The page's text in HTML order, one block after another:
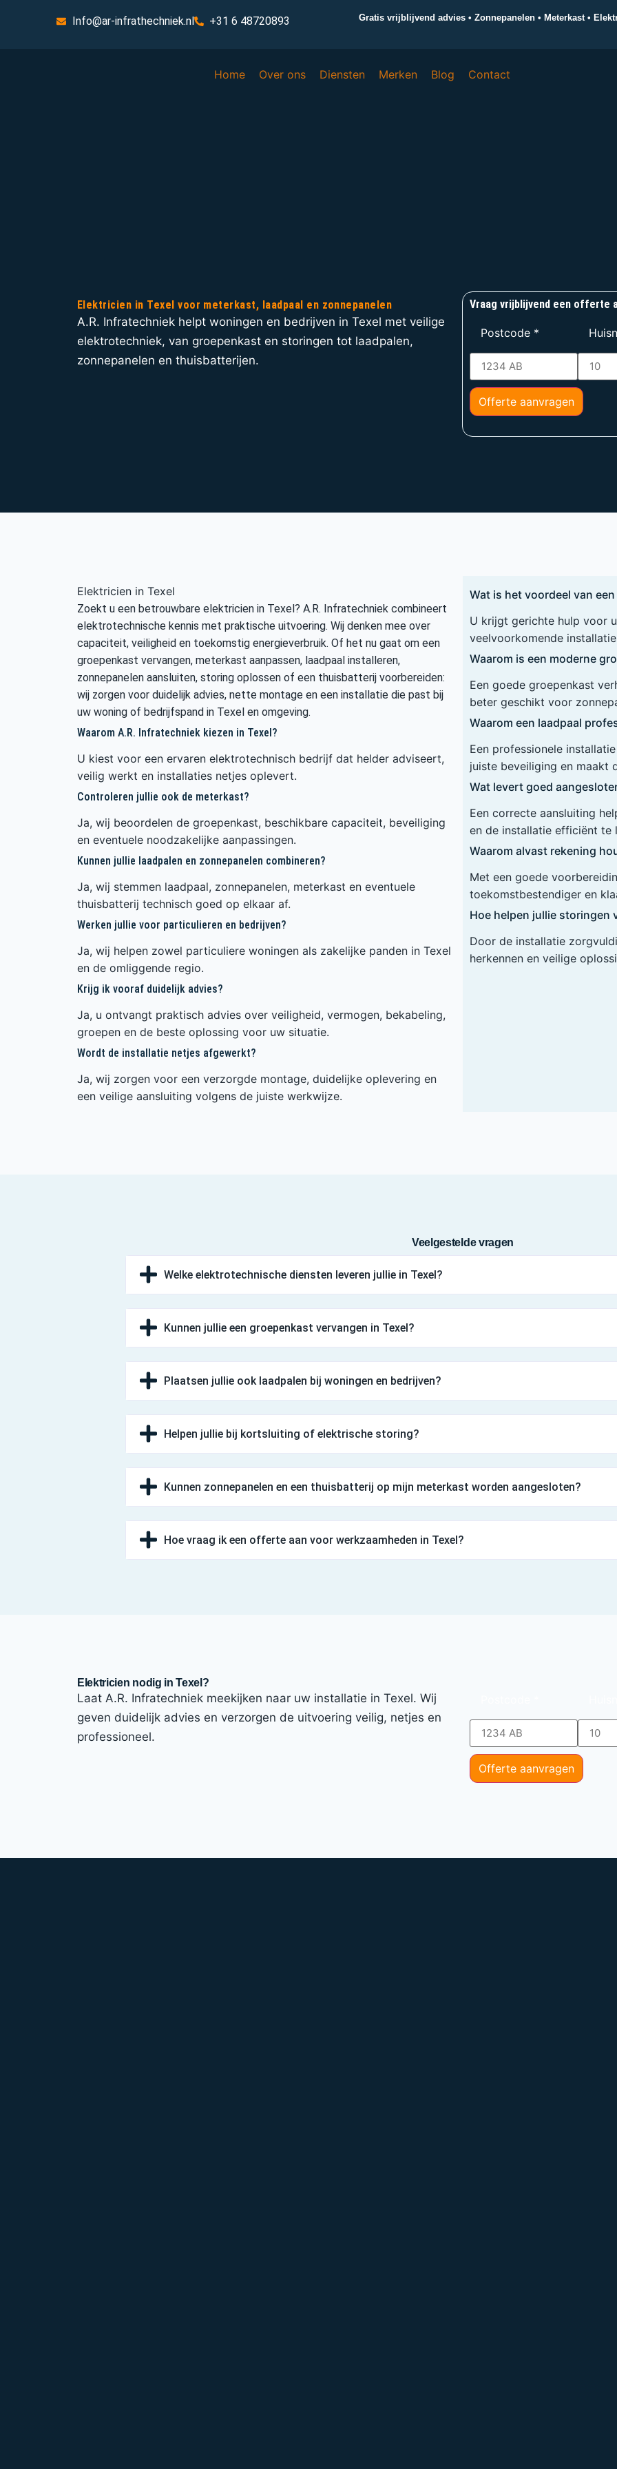
Info@ar-infrathechniek.nl +31 6 48720893 Gratis vrijblijvend advies • Zonnepanelen • Meterkast •
Home Over ons Diensten Merken Blog Contact
Elektricien in Texel voor meterkast, laadpaal en zonnepanelen
A.R. Infratechniek helpt woningen en bedrijven in Texel met veilige
elektrotechniek, van groepenkast en storingen tot laadpalen,
zonnepanelen en thuisbatterijen.
Vraag vrijblijvend een offerte
Postcode *
Offerte aanvragen
Elektricien in Texel
Zoekt u een betrouwbare elektricien in Texel? A.R. Infratechniek combineert
elektrotechnische kennis met praktische uitvoering. Wij denken mee over
capaciteit, veiligheid en toekomstig energieverbruik. Of het nu gaat om een
groepenkast vervangen, meterkast aanpassen, laadpaal installeren,
zonnepanelen aansluiten, storing oplossen of een thuisbatterij voorbereiden:
wij zorgen voor duidelijk advies, nette montage en een installatie die past bij
uw woning of bedrijfspand in Texel en omgeving.
Waarom A.R. Infratechniek kiezen in Texel?
U kiest voor een ervaren elektrotechnisch bedrijf dat helder adviseert,
veilig werkt en installaties netjes oplevert.
Controleren jullie ook de meterkast?
Ja, wij beoordelen de groepenkast, beschikbare capaciteit, beveiliging
en eventuele noodzakelijke aanpassingen.
Kunnen jullie laadpalen en zonnepanelen combineren?
Ja, wij stemmen laadpaal, zonnepanelen, meterkast en eventuele
thuisbatterij technisch goed op elkaar af.
Werken jullie voor particulieren en bedrijven?
Ja, wij helpen zowel particuliere woningen als zakelijke panden in Texel
en de omliggende regio.
Krijg ik vooraf duidelijk advies?
Ja, u ontvangt praktisch advies over veiligheid, vermogen, bekabeling,
groepen en de beste oplossing voor uw situatie.
Wordt de installatie netjes afgewerkt?
Ja, wij zorgen voor een verzorgde montage, duidelijke oplevering en
een veilige aansluiting volgens de juiste werkwijze.
Wat is het voordeel van
U krijgt gerichte hulp voor
veelvoorkomende
Waarom is een moderne
Een goede groepenkast
beter geschikt voor
Waarom een laadpaal
Een professionele
juiste beveiliging en maakt
Wat levert goed
Een correcte aansluiting
en de installatie efficiënt te
Waarom alvast rekening
Met een goede
toekomstbestendiger en
Hoe helpen jullie storingen
Door de installatie
herkennen en veilige
Veelgestelde vragen
Welke elektrotechnische diensten leveren jullie in Texel?
Kunnen jullie een groepenkast vervangen in Texel?
Plaatsen jullie ook laadpalen bij woningen en bedrijven?
Helpen jullie bij kortsluiting of elektrische storing?
Kunnen zonnepanelen en een thuisbatterij op mijn meterkast worden aangesloten?
Hoe vraag ik een offerte aan voor werkzaamheden in Texel?
Elektricien nodig in Texel?
Laat A.R. Infratechniek meekijken naar uw installatie in Texel. Wij
geven duidelijk advies en verzorgen de uitvoering veilig, netjes en
professioneel.
Offerte aanvragen